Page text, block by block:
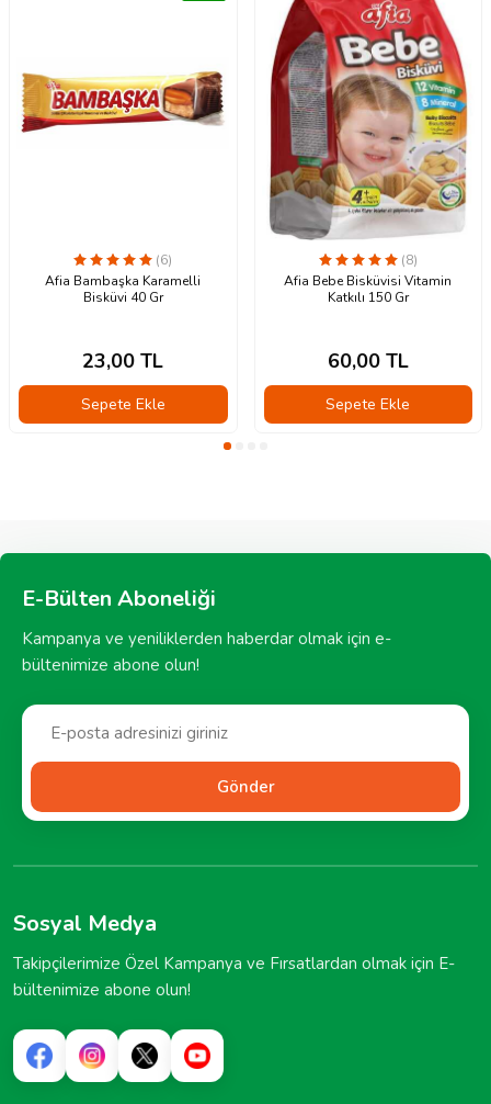
(6)
Afia Bambaşka Karamelli
Bisküvi 40 Gr
23,00 TL
Sepete Ekle
(8)
Afia Bebe Bisküvisi Vitamin
Katkılı 150 Gr
60,00TL
Sepete Ekle
E-Bülten Aboneliği
Kampanya ve yeniliklerden haberdar olmak için e-
bültenimize abone olun!
Gönder
Sosyal Medya
Takipçilerimize Özel Kampanya ve Fırsatlardan olmak için E-
bültenimize abone olun!